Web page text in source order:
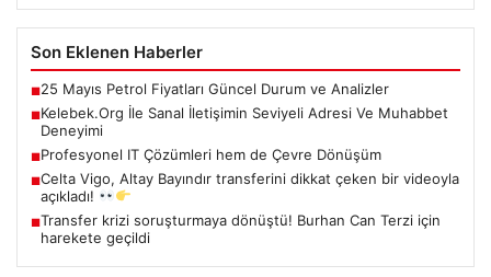
Son Eklenen Haberler
■25 Mayıs Petrol Fiyatları Güncel Durum ve Analizler
■Kelebek.Org İle Sanal İletişimin Seviyeli Adresi Ve Muhabbet
Deneyimi
■Profesyonel IT Çözümleri hem de Çevre Dönüşüm
■Celta Vigo, Altay Bayındır transferini dikkat çeken bir videoyla
açıkladı!
■Transfer krizi soruşturmaya dönüştü! Burhan Can Terzi için
harekete geçildi